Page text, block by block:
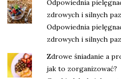
Odpowiednia
zdrowych i silnych
Odpowiednia
zdrowych i silnych
Zdrowe śniadanie a
jak to zorganizować?